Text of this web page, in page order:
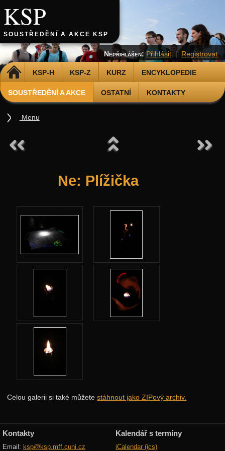
KSP
SOUSTŘEDĚNÍ A AKCE KSP
DOMŮ KSP-H KSP-Z KURZ ENCYKLOPEDIE
SOUSTŘEDĚNÍ A AKCE OSTATNÍ KONTAKTY
Nepřihlášen: Přihlásit | Registrovat
Ne: Plížička
Celou galerii si také můžetestáhnout jako ZIPový archiv.
Menu
Podzimní 2026
Podzimní 2024
Jarní 2024
Úvod
Adresář
Webový leták
Indiáni
Blockly kovbojové
So: Cesta na objekt
So+Ne: Seznamovačky
Kontakty
Email: ksp@ksp.mff.cuni.cz
Kalendář s termíny
iCalendar (ics)